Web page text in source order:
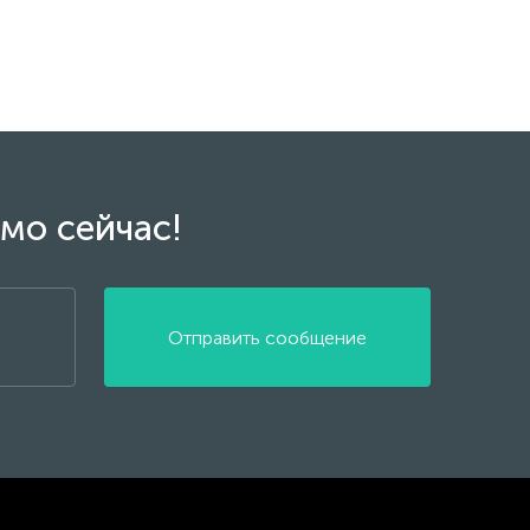
сейчас!
Отправить сообщение